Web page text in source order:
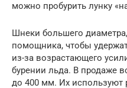
можно пробурить лунку
Шнеки большего
помощника, чтобы
из-за возрастающего
бурении льда. В продаже
до 400 мм. Их